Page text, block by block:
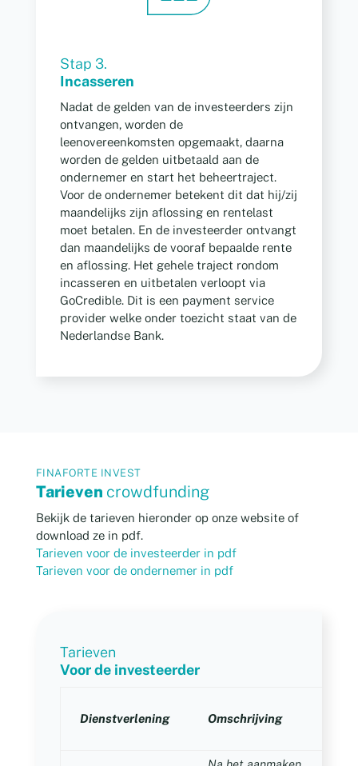
Stap 3.
Incasseren
Nadat de gelden van de investeerders zijn
ontvangen, worden de
leenovereenkomsten opgemaakt, daarna
worden de gelden uitbetaald aan de
ondernemer en start het beheertraject.
Voor de ondernemer betekent dit dat hij/zij
maandelijks zijn aflossing en rentelast
moet betalen. En de investeerder ontvangt
dan maandelijks de vooraf bepaalde rente
en aflossing. Het gehele traject rondom
incasseren en uitbetalen verloopt via
GoCredible. Dit is een payment service
provider welke onder toezicht staat van de
Nederlandse Bank.
FINAFORTE INVEST
Tarieven crowdfunding
Bekijk de tarieven hieronder op onze website of
download ze in pdf.
Tarieven voor de investeerder in pdf
Tarieven voor de ondernemer in pdf
Tarieven
Voor de investeerder
Dienstverlening Omschrijving